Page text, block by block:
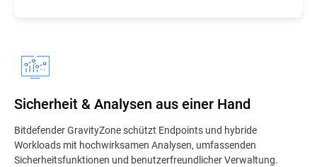
Sicherheit & Analysen aus einer Hand
Bitdefender GravityZone schützt Endpoints und hybride
Workloads mit hochwirksamen Analysen, umfassenden
Sicherheitsfunktionen und benutzerfreundlicher Verwaltung.